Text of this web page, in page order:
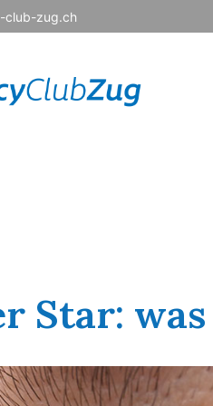
club-zug.ch
Star: